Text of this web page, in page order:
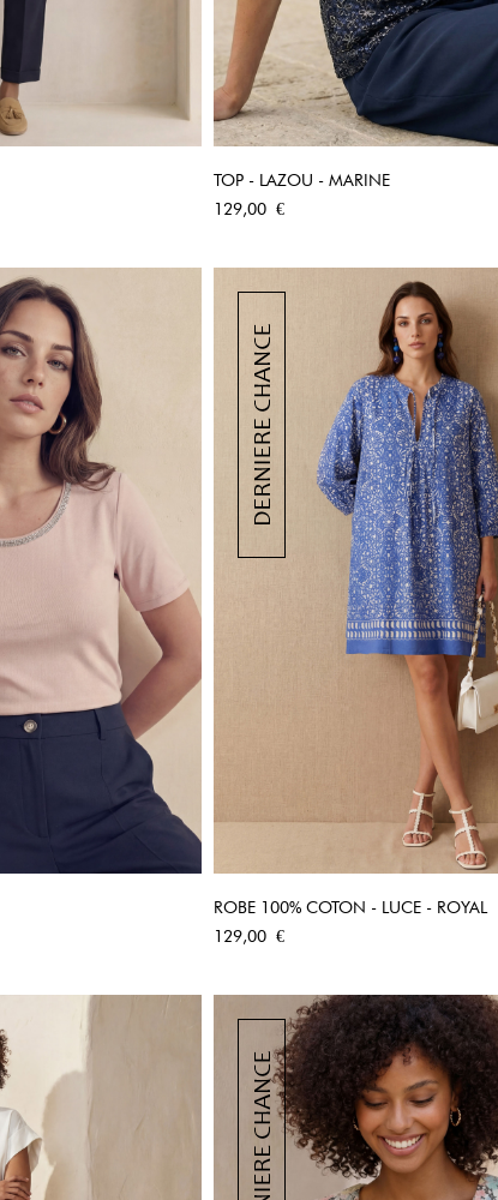
TOP - LAZOU - MARINE
Prix
129,00 €
ROBE 100% COTON - LUCE - ROYAL
Prix
129,00 €